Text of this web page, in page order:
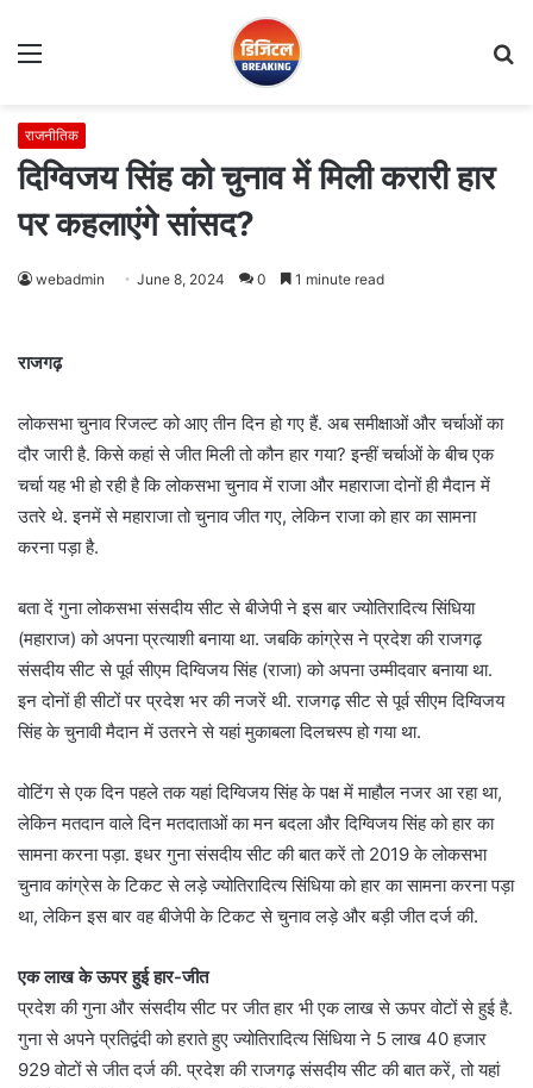
Menu
राजनीतिक
दिग्विजय सिंह को चुनाव में मिली करारी हार
पर कहलाएंगे सांसद?
webadmin June 8, 2024 0 1 minute read
राजगढ़
लोकसभा चुनाव रिजल्ट को आए तीन दिन हो गए हैं. अब समीक्षाओं और चर्चाओं का
दौर जारी है. किसे कहां से जीत मिली तो कौन हार गया? इन्हीं चर्चाओं के बीच एक
चर्चा यह भी हो रही है कि लोकसभा चुनाव में राजा और महाराजा दोनों ही मैदान में
उतरे थे. इनमें से महाराजा तो चुनाव जीत गए, लेकिन राजा को हार का सामना
करना पड़ा है.
बता दें गुना लोकसभा संसदीय सीट से बीजेपी ने इस बार ज्योतिरादित्य सिंधिया
(महाराज) को अपना प्रत्याशी बनाया था. जबकि कांग्रेस ने प्रदेश की राजगढ़
संसदीय सीट से पूर्व सीएम दिग्विजय सिंह (राजा) को अपना उम्मीदवार बनाया था.
इन दोनों ही सीटों पर प्रदेश भर की नजरें थी. राजगढ़ सीट से पूर्व सीएम दिग्विजय
सिंह के चुनावी मैदान में उतरने से यहां मुकाबला दिलचस्प हो गया था.
वोटिंग से एक दिन पहले तक यहां दिग्विजय सिंह के पक्ष में माहौल नजर आ रहा था,
लेकिन मतदान वाले दिन मतदाताओं का मन बदला और दिग्विजय सिंह को हार का
सामना करना पड़ा. इधर गुना संसदीय सीट की बात करें तो 2019 के लोकसभा
चुनाव कांग्रेस के टिकट से लड़े ज्योतिरादित्य सिंधिया को हार का सामना करना पड़ा
था, लेकिन इस बार वह बीजेपी के टिकट से चुनाव लड़े और बड़ी जीत दर्ज की.
एक लाख के ऊपर हुई हार-जीत
प्रदेश की गुना और संसदीय सीट पर जीत हार भी एक लाख से ऊपर वोटों से हुई है.
गुना से अपने प्रतिद्वंदी को हराते हुए ज्योतिरादित्य सिंधिया ने 5 लाख 40 हजार
929 वोटों से जीत दर्ज की. प्रदेश की राजगढ़ संसदीय सीट की बात करें, तो यहां